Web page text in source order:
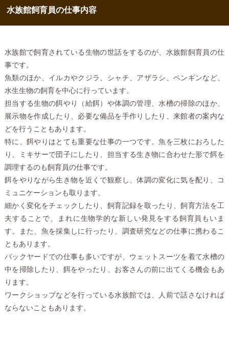
水族館飼育員の仕事内容
水族館で飼育されている生物の世話をするのが、水族館飼育員の仕
事です。
魚類のほか、イルカやクジラ、シャチ、アザラシ、ペンギンなど、
水生生物の飼育を中心に行っています。
担当する生物の餌やり（給餌）や体調の管理、水槽の掃除のほか、
展示物を作成したり、必要な備品を手作りしたり、来館者の案内な
どを行うこともあります。
特に、餌やりはとても重要な仕事の一つです。魚を三枚におろした
り、ミキサーで団子にしたり、担当する生き物に合わせた形で餌を
調理するのも飼育員の仕事です。
餌をやりながら生き物を近くで観察し、体調の変化に気を配り、コ
ミュニケーションも取ります。
細かく変化をチェックしたり、飼育記録を取ったり、飼育方法を工
夫することで、まれに生物学的な新しい発見をする飼育員もいま
す。また、魚を採集しに行ったり、調査研究などの仕事に携わるこ
ともあります。
バックヤードでの仕事も多いですが、ウェットスーツを着て水槽の
中を掃除したり、餌をやったり、お客さんの前に出てくる機会もあ
ります。
ワークショップなどを行っている水族館では、人前で話さなければ
ならないこともあります。